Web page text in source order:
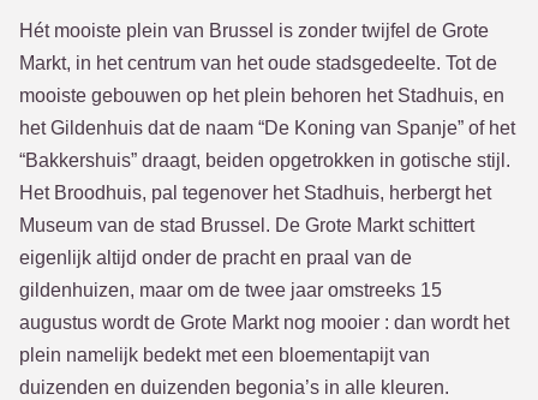
Hét mooiste plein van Brussel is zonder twijfel de Grote
Markt, in het centrum van het oude stadsgedeelte. Tot de
mooiste gebouwen op het plein behoren het Stadhuis, en
het Gildenhuis dat de naam “De Koning van Spanje” of het
“Bakkershuis” draagt, beiden opgetrokken in gotische stijl.
Het Broodhuis, pal tegenover het Stadhuis, herbergt het
Museum van de stad Brussel. De Grote Markt schittert
eigenlijk altijd onder de pracht en praal van de
gildenhuizen, maar om de twee jaar omstreeks 15
augustus wordt de Grote Markt nog mooier : dan wordt het
plein namelijk bedekt met een bloementapijt van
duizenden en duizenden begonia’s in alle kleuren.